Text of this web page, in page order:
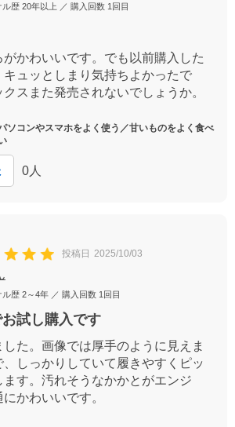
ル歴 20年以上 ／ 購入回数 1回目
かわいいです。でも以前購入した
キュッとしまり気持ちよかったで
スまた発売されないでしょうか。
ソコンやスマホをよく使う／甘いものをよく食べ
0 人
投稿日 2025/10/03
ル歴 2～4年 ／ 購入回数 1回目
試し購入です
た。画像では厚手のように見えま
、しっかりしていて履きやすくピッ
ます。汚れそうなかかとがエンジ
かわいいです。